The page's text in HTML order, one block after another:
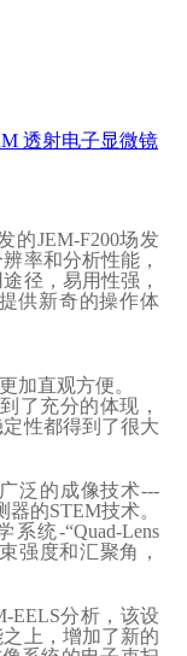
透射电子显微镜
的JEM-F200场发
率和分析性能，
径，易用性强，
供新奇的操作体
加直观方便。
了充分的体现，
性都得到了很大
泛的成像技术---
的STEM技术。
统-“Quad-Lens
强度和汇聚角，
EELS分析，该设
上，增加了新的